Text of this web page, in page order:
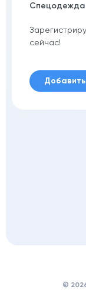
Спецодежда
сейчас!
©